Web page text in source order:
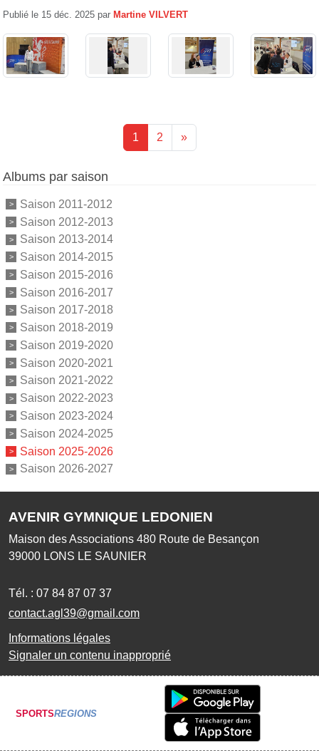
Publié le 15 déc. 2025 par Martine VILVERT
1 2 »
Albums par saison
Saison 2011-2012
Saison 2012-2013
Saison 2013-2014
Saison 2014-2015
Saison 2015-2016
Saison 2016-2017
Saison 2017-2018
Saison 2018-2019
Saison 2019-2020
Saison 2020-2021
Saison 2021-2022
Saison 2022-2023
Saison 2023-2024
Saison 2024-2025
Saison 2025-2026
Saison 2026-2027
AVENIR GYMNIQUE LEDONIEN
Maison des Associations 480 Route de Besançon
39000 LONS LE SAUNIER
Tél. : 07 84 87 07 37
contact.agl39@gmail.com
Informations légales
Signaler un contenu inapproprié
SPORTSREGIONS